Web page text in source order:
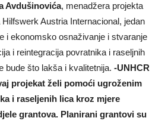
Avdušinovića, menadžera projekta
Austria Internacional, jedan
i ekonomsko osnaživanje i stvaranje
i reintegracija povratnika i raseljnih
bude što lakša i kvalitetnija. -UNHCR
projekat želi pomoći ugroženim
i raseljenih lica kroz mjere
grantova. Planirani grantovi su